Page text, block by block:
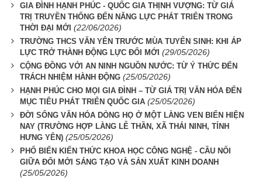
GIA ĐÌNH HẠNH PHÚC - QUỐC GIA THỊNH VƯỢNG: TỪ GIÁ
TRỊ TRUYỀN THỐNG ĐẾN NĂNG LỰC PHÁT TRIỂN TRONG
THỜI ĐẠI MỚI (22/06/2026)
TRƯỜNG THCS VĂN YÊN TRƯỚC MÙA TUYỂN SINH: KHI ÁP
LỰC TRỞ THÀNH ĐỘNG LỰC ĐỔI MỚI (29/05/2026)
CỘNG ĐỒNG VỚI AN NINH NGUỒN NƯỚC: TỪ Ý THỨC ĐẾN
TRÁCH NHIỆM HÀNH ĐỘNG (25/05/2026)
HẠNH PHÚC CHO MỌI GIA ĐÌNH – TỪ GIÁ TRỊ VĂN HÓA ĐẾN
MỤC TIÊU PHÁT TRIỂN QUỐC GIA (25/05/2026)
ĐỜI SỐNG VĂN HÓA DÒNG HỌ Ở MỘT LÀNG VEN BIỂN HIỆN
NAY (TRƯỜNG HỢP LÀNG LỄ THẦN, XÃ THÁI NINH, TỈNH
HƯNG YÊN) (25/05/2026)
PHỔ BIẾN KIẾN THỨC KHOA HỌC CÔNG NGHỆ - CẦU NỐI
GIỮA ĐỔI MỚI SÁNG TẠO VÀ SẢN XUẤT KINH DOANH
(25/05/2026)